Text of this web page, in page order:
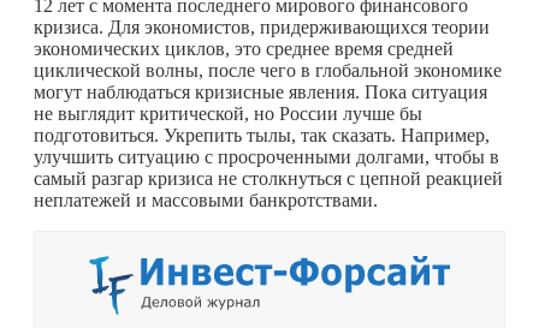
12 лет с момента последнего мирового финансового
кризиса. Для экономистов, придерживающихся теории
экономических циклов, это среднее время средней
циклической волны, после чего в глобальной экономике
могут наблюдаться кризисные явления. Пока ситуация
не выглядит критической, но России лучше бы
подготовиться. Укрепить тылы, так сказать. Например,
улучшить ситуацию с просроченными долгами, чтобы в
самый разгар кризиса не столкнуться с цепной реакцией
неплатежей и массовыми банкротствами.